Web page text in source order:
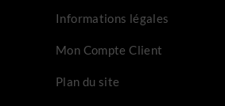
Informations légales
Mon Compte Client
Plan du site